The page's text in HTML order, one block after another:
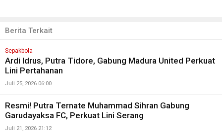
Berita Terkait
Sepakbola
Ardi Idrus, Putra Tidore, Gabung Madura United Perkuat
Lini Pertahanan
Juli 25, 2026 06:00
Resmi! Putra Ternate Muhammad Sihran Gabung
Garudayaksa FC, Perkuat Lini Serang
Juli 21, 2026 21:12